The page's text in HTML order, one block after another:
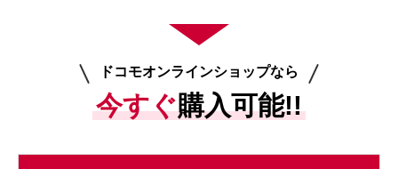
ドコモオンラインショップなら
今すぐ購入可能!!